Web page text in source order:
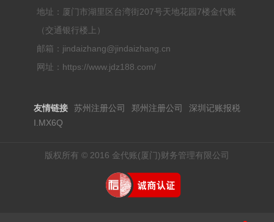
地址：厦门市湖里区台湾街207号天地花园7楼金代账
（交通银行楼上）
邮箱：jindaizhang@jindaizhang.cn
网址：https://www.jdz188.com/
友情链接 苏州注册公司 郑州注册公司
深圳记账报税
I.MX6Q
版权所有 © 2016 金代账(厦门)财务管理有限公司